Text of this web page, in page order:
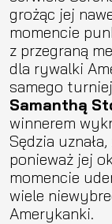
grożąc jej
momencie
z przegraną
dla rywalki
samego
Samanthą
winnerem
Sędzia
ponieważ jej
momencie
wiele
Amerykanki.